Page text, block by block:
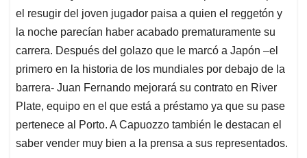
el resugir del joven jugador paisa a quien el reggetón y
la noche parecían haber acabado prematuramente su
carrera. Después del golazo que le marcó a Japón –el
primero en la historia de los mundiales por debajo de la
barrera- Juan Fernando mejorará su contrato en River
Plate, equipo en el que está a préstamo ya que su pase
pertenece al Porto. A Capuozzo también le destacan el
saber vender muy bien a la prensa a sus representados.